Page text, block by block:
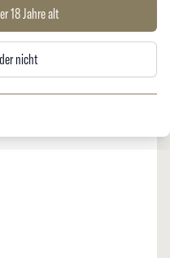
18 Jahre alt
nicht
blanc "les